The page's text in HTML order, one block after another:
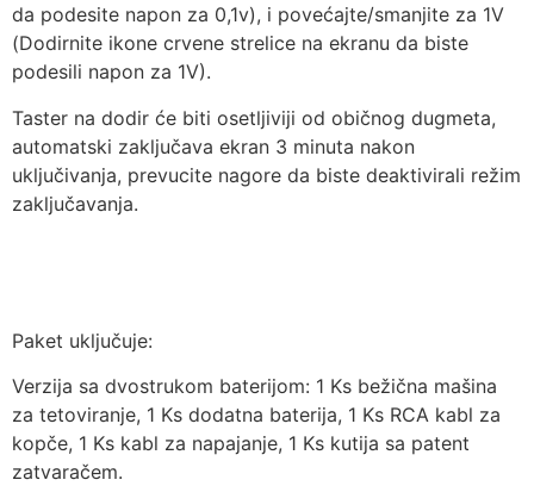
da podesite napon za 0,1v), i povećajte/smanjite za 1V
(Dodirnite ikone crvene strelice na ekranu da biste
podesili napon za 1V).
Taster na dodir će biti osetljiviji od običnog dugmeta,
automatski zaključava ekran 3 minuta nakon
uključivanja, prevucite nagore da biste deaktivirali režim
zaključavanja.
Paket uključuje:
Verzija sa dvostrukom baterijom: 1 Ks bežična mašina
za tetoviranje, 1 Ks dodatna baterija, 1 Ks RCA kabl za
kopče, 1 Ks kabl za napajanje, 1 Ks kutija sa patent
zatvaračem.